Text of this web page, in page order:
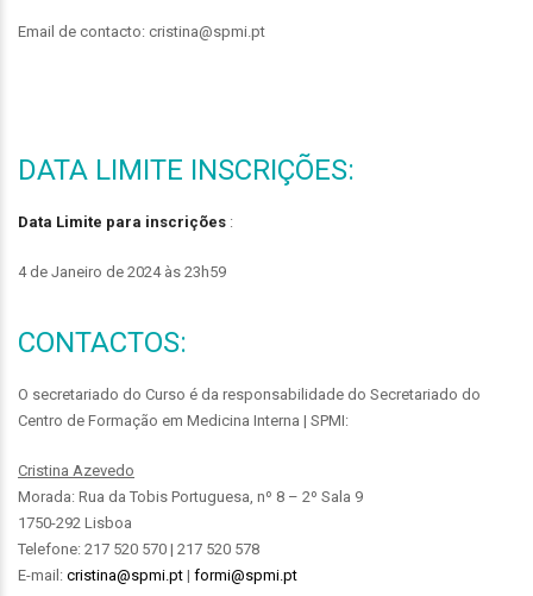
Email de contacto: cristina@spmi.pt
DATA LIMITE INSCRIÇÕES:
Data Limite para inscrições :
4 de Janeiro de 2024 às 23h59
CONTACTOS:
O secretariado do Curso é da responsabilidade do Secretariado do
Centro de Formação em Medicina Interna | SPMI:
Cristina Azevedo
Morada: Rua da Tobis Portuguesa, nº 8 – 2º Sala 9
1750-292 Lisboa
Telefone: 217 520 570 | 217 520 578
E-mail: cristina@spmi.pt | formi@spmi.pt